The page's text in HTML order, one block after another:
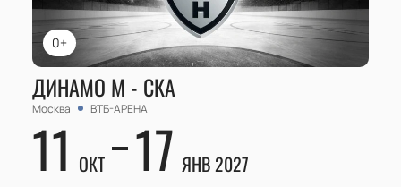
0+
ДИНАМО М - СКА
Москва ВТБ-АРЕНА
11 ОКТ 17 ЯНВ 2027